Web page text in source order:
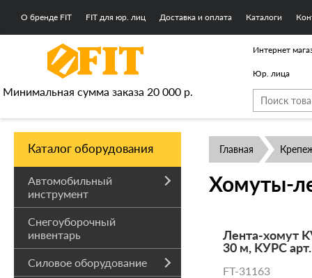
О бренде FIT FIT для юр. лиц Доставка и оплата Каталоги
Минимальная сумма заказа 20 000 р.
Интернет
Юр. лица
Каталог оборудования
Автомобильный
инструмент
Снегоуборочный
инвентарь
Силовое оборудование
Главная
Хомуты-
Лента-хомут
30 м, KУРС
FT-31163